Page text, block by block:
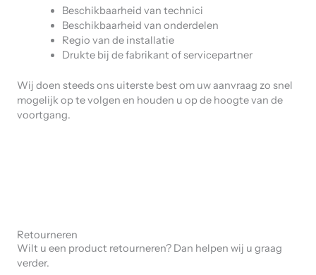
Beschikbaarheid van technici
Beschikbaarheid van onderdelen
Regio van de installatie
Drukte bij de fabrikant of servicepartner
Wij doen steeds ons uiterste best om uw aanvraag zo snel
mogelijk op te volgen en houden u op de hoogte van de
voortgang.
Retourneren
Wilt u een product retourneren? Dan helpen wij u graag
verder.